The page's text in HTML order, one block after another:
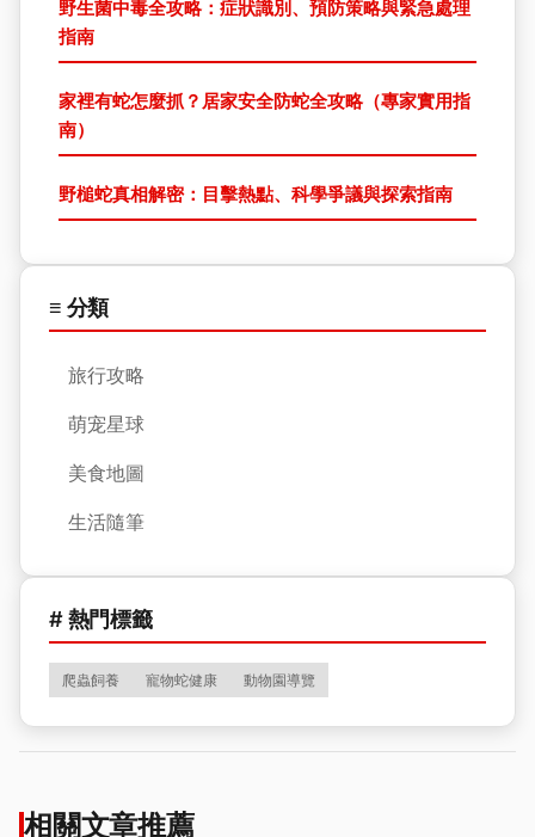
野生菌中毒全攻略：症狀識別、預防策略與緊急處理
指南
家裡有蛇怎麼抓？居家安全防蛇全攻略（專家實用指
南）
野槌蛇真相解密：目擊熱點、科學爭議與探索指南
≡ 分類
旅行攻略
萌宠星球
美食地圖
生活隨筆
# 熱門標籤
爬蟲飼養 寵物蛇健康 動物園導覽
相關文章推薦